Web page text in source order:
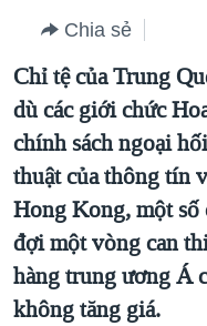
hướng
Đi
tới
"Tìm"
MỤC
TỰ DO BÁO CHÍ
VẠCH TRẦN TIN GIẢ
NGƯỜI VIỆT HẢI
ĐỜI SỐNG
KINH TẾ
KHOA HỌC
SỨC KHOẺ
CHUYÊN ĐỀ
CHIẾN TRANH
TẠI
HÀNH TRÌNH BẦU
MỘT NĂM CHIẾN
GIẢI MÃ VÀNH ĐAI &
NGÀY TỊ NẠN THẾ GIỚI
HỌC TIẾNG ANH
VIDEO
NGHE
MẠNG XÃ HỘI
Chia sẻ
Chỉ tệ của Trung
dù các giới chức
chính sách ngoại
thuật của thông tín
Hong Kong, một
đợi một vòng can
hàng trung ương Á
không tăng giá.